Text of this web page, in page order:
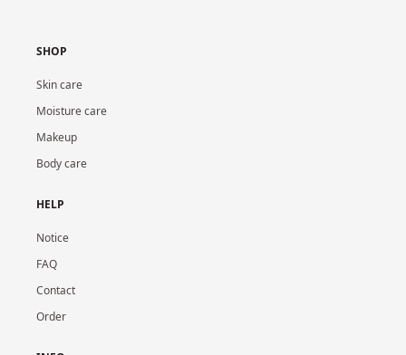
SHOP
Skin care
Moisture care
Makeup
Body care
HELP
Notice
FAQ
Contact
Order